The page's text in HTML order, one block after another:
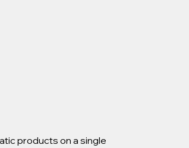
products on a single